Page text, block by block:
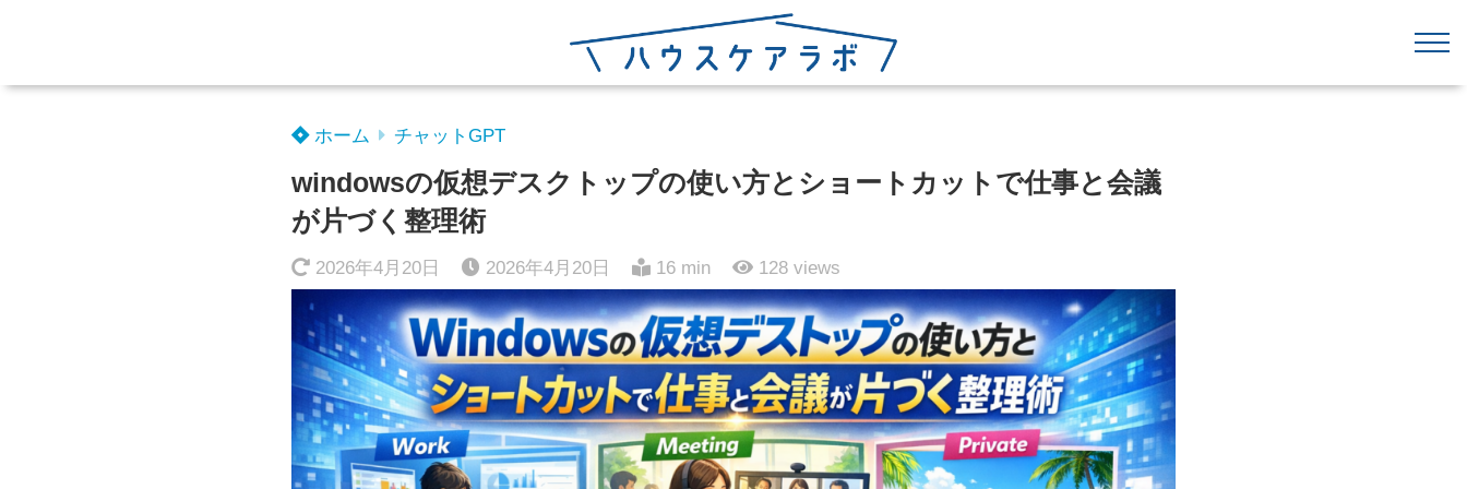
ホーム チャットGPT
windowsの仮想デスクトップの使い方とショートカットで仕事と会議
が片づく整理術
2026年4月20日 2026年4月20日 16 min 128 views